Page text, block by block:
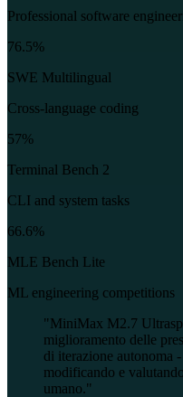
Professional software
76.5%
SWE Multilingual
Cross-language coding
57%
Terminal Bench 2
CLI and system tasks
66.6%
MLE Bench Lite
ML engineering competitions
"MiniMax M2.7
miglioramento delle
di iterazione autonoma
modificando e
umano."